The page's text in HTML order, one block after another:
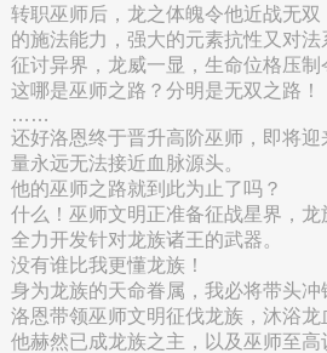
转职巫师后，龙之体魄令他近战无
的施法能力，强大的元素抗性又对法
征讨异界，龙威一显，生命位格压制
这哪是巫师之路？分明是无双之路！
……
还好洛恩终于晋升高阶巫师，即将
量永远无法接近血脉源头。
他的巫师之路就到此为止了吗？
什么！巫师文明正准备征战星界，
全力开发针对龙族诸王的武器。
没有谁比我更懂龙族！
身为龙族的天命眷属，我必将带头冲
洛恩带领巫师文明征伐龙族，沐浴龙
他赫然已成龙族之主，以及巫师至